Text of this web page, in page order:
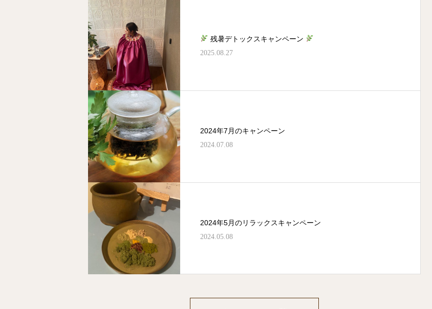
残暑デトックスキャンペーン
2025.08.27
2024年7月のキャンペーン
2024.07.08
2024年5月のリラックスキャンペーン
2024.05.08